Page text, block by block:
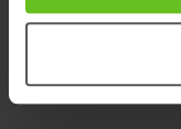
DNA de Cisco